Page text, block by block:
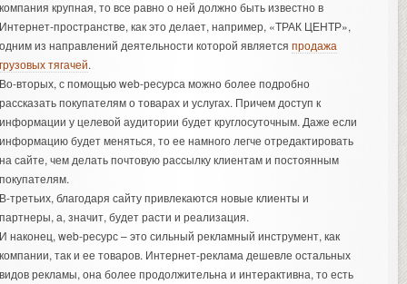
крупная, то все равно о ней должно быть известно в
пространстве, как это делает, например, «ТРАК ЦЕНТР»,
из направлений деятельности которой является продажа
тягачей.
вторых, с помощью web-ресурса можно более подробно
покупателям о товарах и услугах. Причем доступ к
у целевой аудитории будет круглосуточным. Даже если
будет меняться, то ее намного легче отредактировать
сайте, чем делать почтовую рассылку клиентам и постоянным
третьих, благодаря сайту привлекаются новые клиенты и
а, значит, будет расти и реализация.
наконец, web-ресурс – это сильный рекламный инструмент, как
так и ее товаров. Интернет-реклама дешевле остальных
рекламы, она более продолжительна и интерактивна, то есть